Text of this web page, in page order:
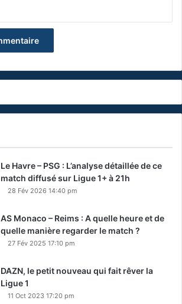
Le Havre – PSG : L’analyse détaillée de ce
match diffusé sur Ligue 1+ à 21h
28 Fév 2026 14:40 pm
AS Monaco – Reims : A quelle heure et de
quelle manière regarder le match ?
27 Fév 2025 17:10 pm
DAZN, le petit nouveau qui fait rêver la
Ligue 1
11 Oct 2023 17:20 pm